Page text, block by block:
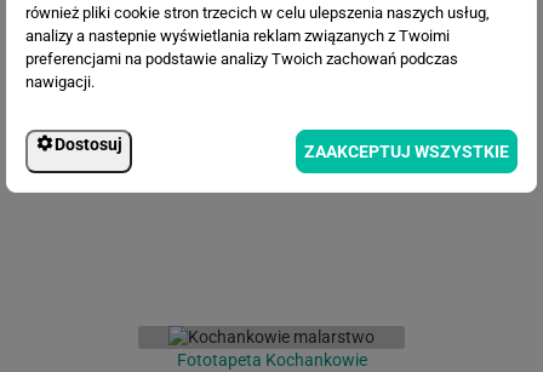
Fototapeta Kochankowie
również pliki cookie stron trzecich w celu ulepszenia naszych usług,
analizy a nastepnie wyświetlania reklam związanych z Twoimi
preferencjami na podstawie analizy Twoich zachowań podczas
nawigacji.
Dostosuj ZAAKCEPTUJ WSZYSTKIE